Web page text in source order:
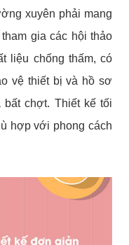
xuyên phải mang
gia các hội thảo
liệu chống thấm, có
vệ thiết bị và hồ sơ
chợt. Thiết kế tối
hợp với phong cách